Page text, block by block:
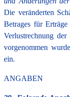
Die veränderten
Betrages für
Verlustrechnung
vorgenommen
ein.
ANGABEN